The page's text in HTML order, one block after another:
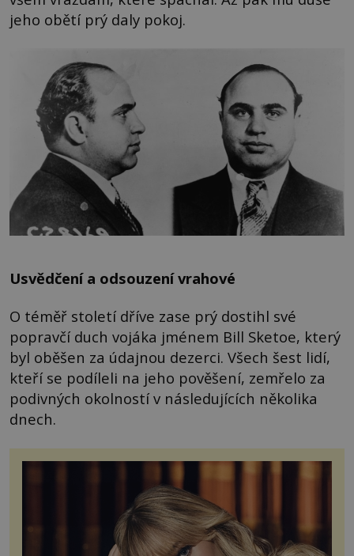
jeho obětí prý daly pokoj.
Usvědčení a odsouzení vrahové
O téměř století dříve zase prý dostihl své
popravčí duch vojáka jménem Bill Sketoe, který
byl oběšen za údajnou dezerci. Všech šest lidí,
kteří se podíleli na jeho pověšení, zemřelo za
podivných okolností v následujících několika
dnech.